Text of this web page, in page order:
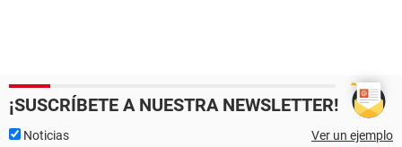
¡SUSCRÍBETE A NUESTRA NEWSLETTER!
Noticias Ver un ejemplo